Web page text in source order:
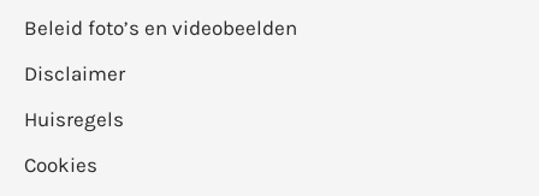
Beleid foto’s en videobeelden
Disclaimer
Huisregels
Cookies